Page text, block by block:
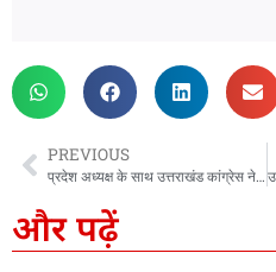
PREVIOUS
प्रदेश अध्यक्ष के साथ उत्तराखंड कांग्रेस ने बदले 12 जिलों और 15 शहरों के अध्यक्ष, देखें पूरी लिस्ट
और पढ़ें